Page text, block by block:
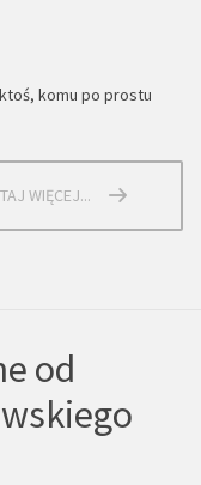
komu po prostu
WIĘCEJ...
od